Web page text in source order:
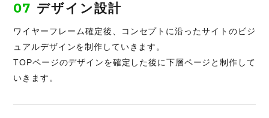
07 デザイン設計
ワイヤーフレーム確定後、コンセプトに沿ったサイトのビジ
ュアルデザインを制作していきます。
TOPページのデザインを確定した後に下層ページと制作して
いきます。